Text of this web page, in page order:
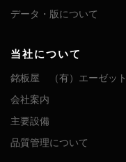
データ・版について
当社について
銘板屋 （有）エーゼット
会社案内
主要設備
品質管理について